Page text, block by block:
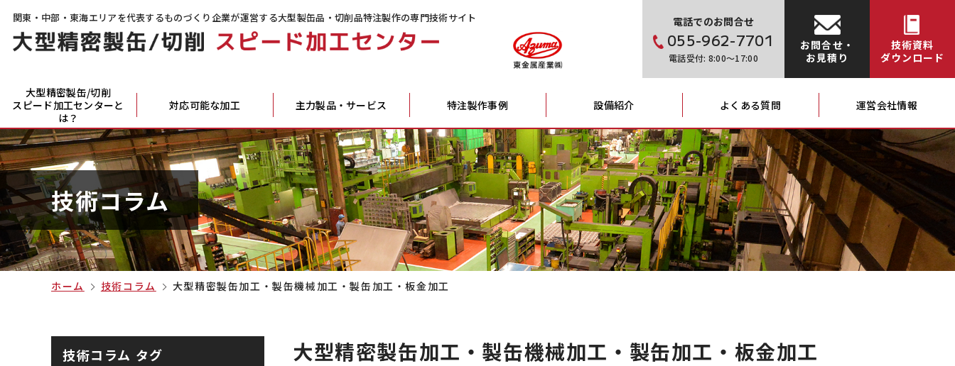
関東・中部・東海エリアを代表するものづくり企業が運営する大型製缶品・切削品特注製作の専門技術サイト 電話でのお問合せ
055-962-7701
電話受付: 8:00～17:00
お問合せ・
お見積り
技術資料
ダウンロード
大型精密製缶/切削
スピード加工センターと
は？
対応可能な加工 主力製品・サービス 特注製作事例 設備紹介 よくある質問 運営会社情報
技術コラム
ホーム 技術コラム 大型精密製缶加工・製缶機械加工・製缶加工・板金加工
大型精密製缶加工・製缶機械加工・製缶加工・板金加工
技術コラム タグ